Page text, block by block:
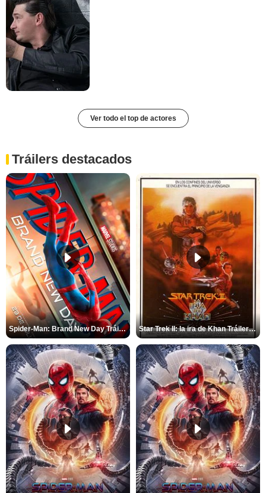
Ver todo el top de actores
Tráilers destacados
Spider-Man: Brand New Day Tráiler (3) Star Trek II: la ira de Khan Tráiler VO